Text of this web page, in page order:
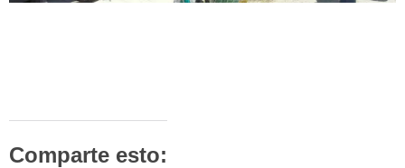
Comparte esto: